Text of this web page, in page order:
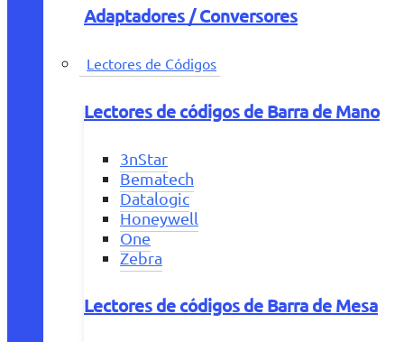
Adaptadores / Conversores
Lectores de Códigos
Lectores de códigos de Barra de Mano
3nStar
Bematech
Datalogic
Honeywell
One
Zebra
Lectores de códigos de Barra de Mesa